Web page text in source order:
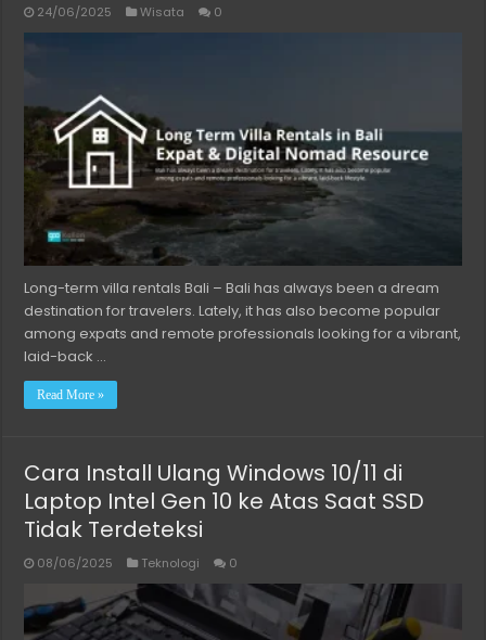
24/06/2025 Wisata 0
Long-term villa rentals Bali – Bali has always been a dream
destination for travelers. Lately, it has also become popular
among expats and remote professionals looking for a vibrant,
laid-back …
Read More »
Cara Install Ulang Windows 10/11 di
Laptop Intel Gen 10 ke Atas Saat SSD
Tidak Terdeteksi
08/06/2025 Teknologi 0